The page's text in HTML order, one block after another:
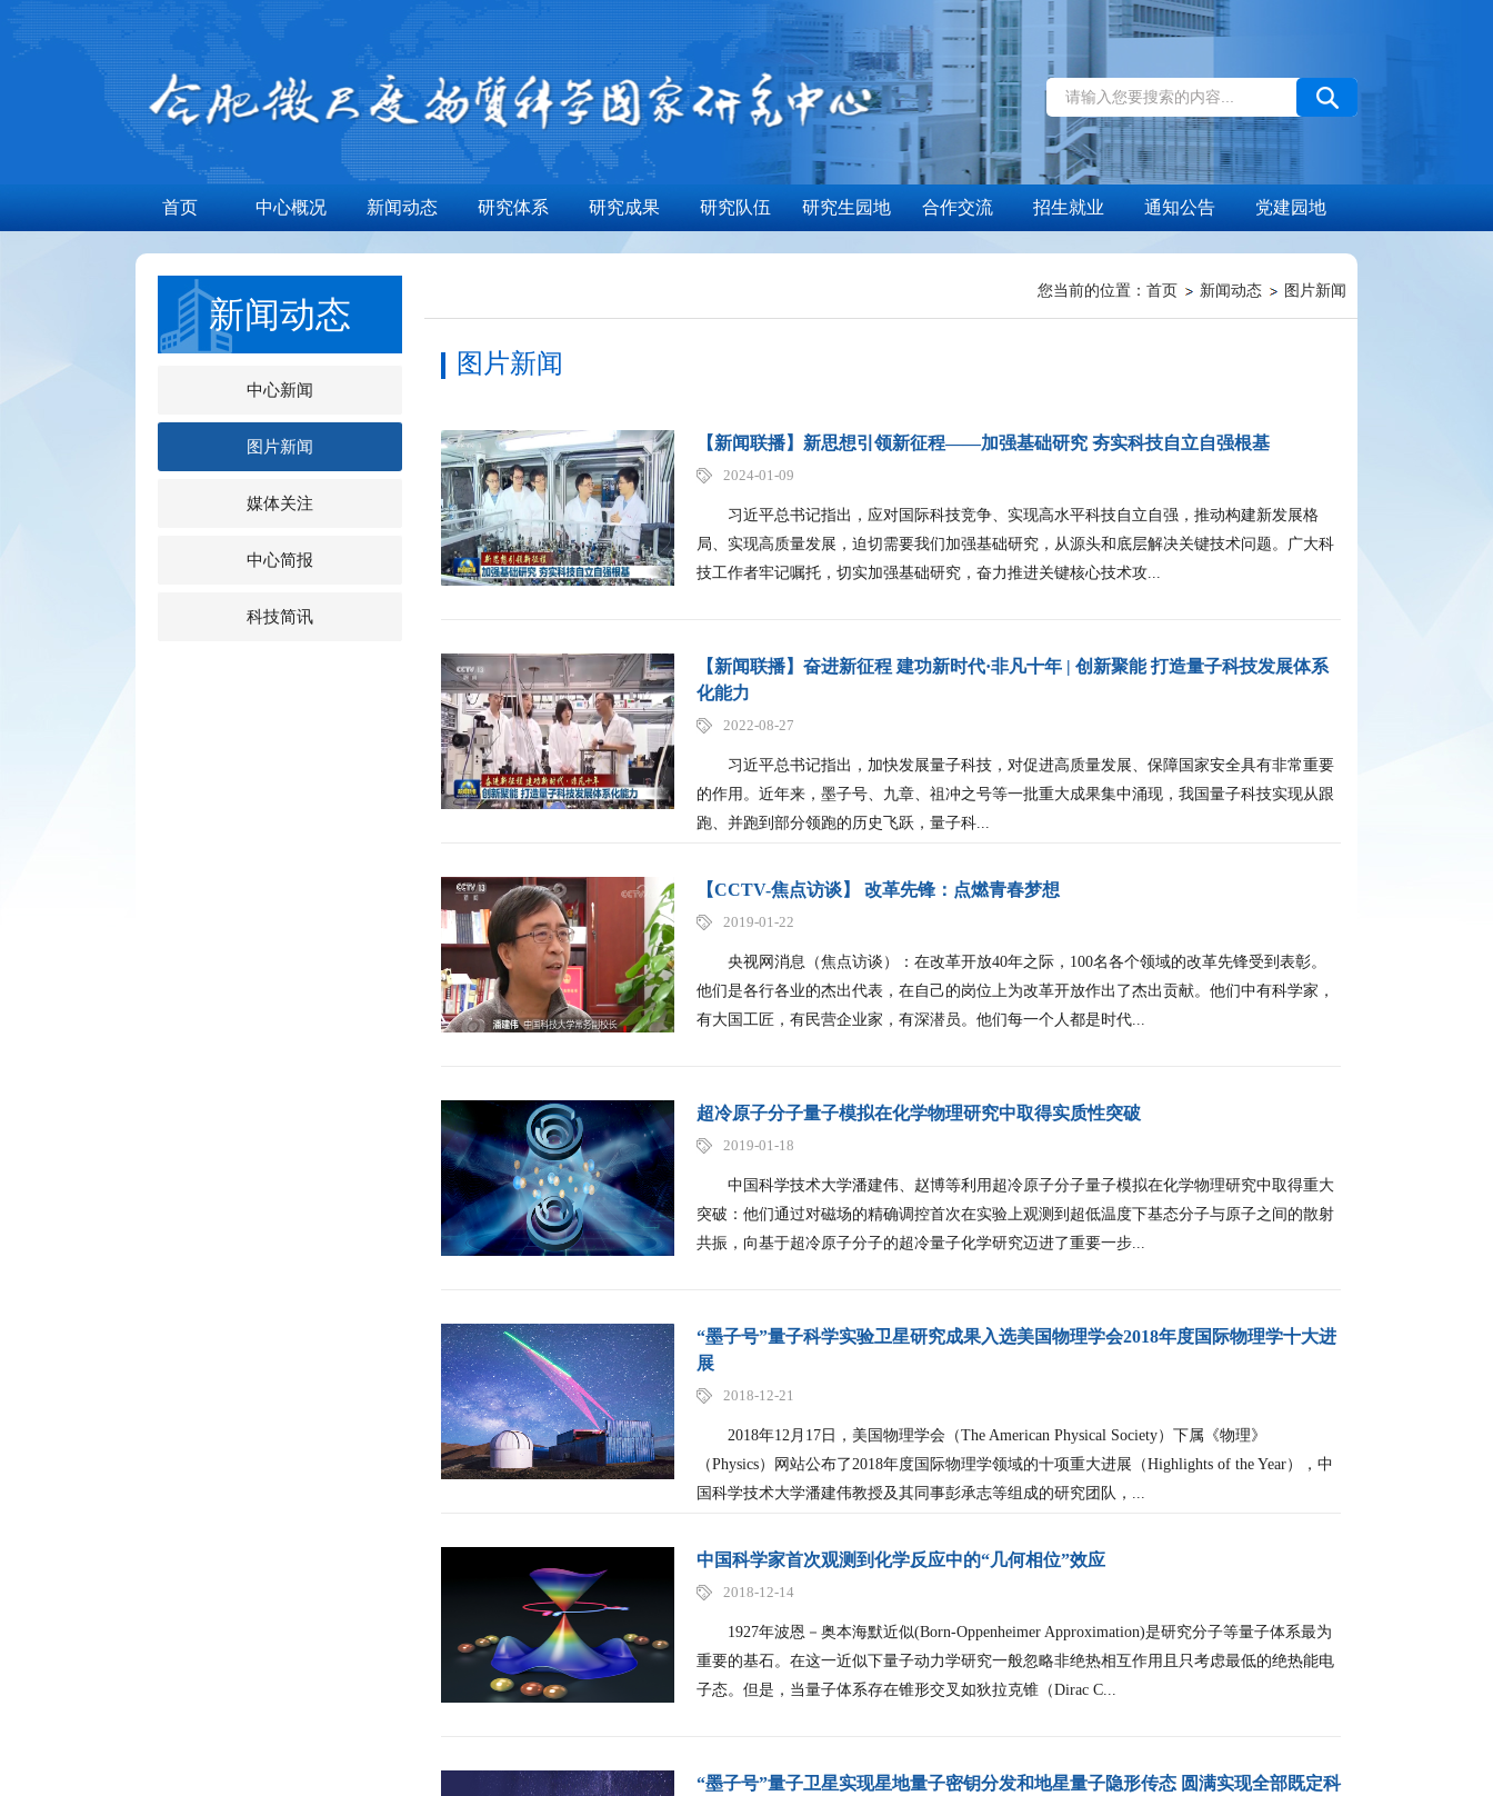
首页 中心概况 新闻动态 研究体系 研究成果 研究队伍 研究生园地 合作交流 招生就业 通知公告 党建园地
新闻动态
中心新闻
图片新闻
媒体关注
中心简报
科技简讯
您当前的位置： 首页 新闻动态 图片新闻
图片新闻
【新闻联播】新思想引领新征程——加强基础研究 夯实科技自立自强根基
2024-01-09
习近平总书记指出，应对国际科技竞争、实现高水平科技自立自强，推动构建新发展格
局、实现高质量发展，迫切需要我们加强基础研究，从源头和底层解决关键技术问题。广大科
技工作者牢记嘱托，切实加强基础研究，奋力推进关键核心技术攻...
【新闻联播】奋进新征程 建功新时代·非凡十年 | 创新聚能 打造量子科技发展体系
化能力
2022-08-27
习近平总书记指出，加快发展量子科技，对促进高质量发展、保障国家安全具有非常重要
的作用。近年来，墨子号、九章、祖冲之号等一批重大成果集中涌现，我国量子科技实现从跟
跑、并跑到部分领跑的历史飞跃，量子科...
【CCTV-焦点访谈】 改革先锋：点燃青春梦想
2019-01-22
央视网消息（焦点访谈）：在改革开放40年之际，100名各个领域的改革先锋受到表彰。
他们是各行各业的杰出代表，在自己的岗位上为改革开放作出了杰出贡献。他们中有科学家，
有大国工匠，有民营企业家，有深潜员。他们每一个人都是时代...
超冷原子分子量子模拟在化学物理研究中取得实质性突破
2019-01-18
中国科学技术大学潘建伟、赵博等利用超冷原子分子量子模拟在化学物理研究中取得重大
突破：他们通过对磁场的精确调控首次在实验上观测到超低温度下基态分子与原子之间的散射
共振，向基于超冷原子分子的超冷量子化学研究迈进了重要一步...
“墨子号”量子科学实验卫星研究成果入选美国物理学会2018年度国际物理学十大进
展
2018-12-21
2018年12月17日，美国物理学会（The American Physical Society）下属《物理》
（Physics）网站公布了2018年度国际物理学领域的十项重大进展（Highlights of the Year），中
国科学技术大学潘建伟教授及其同事彭承志等组成的研究团队，...
中国科学家首次观测到化学反应中的“几何相位”效应
2018-12-14
​1927年波恩－奥本海默近似(Born-Oppenheimer Approximation)是研究分子等量子体系最为
重要的基石。在这一近似下量子动力学研究一般忽略非绝热相互作用且只考虑最低的绝热能电
子态。但是，当量子体系存在锥形交叉如狄拉克锥（Dirac C...
“墨子号”量子卫星实现星地量子密钥分发和地星量子隐形传态 圆满实现全部既定科